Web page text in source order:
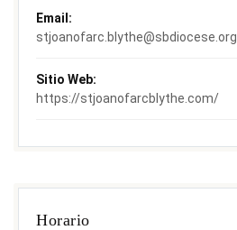
Email:
stjoanofarc.blythe@sbdiocese.org
Sitio Web:
https://stjoanofarcblythe.com/
Horario